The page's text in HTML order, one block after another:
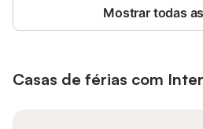
Mostrar todas
Casas de férias com